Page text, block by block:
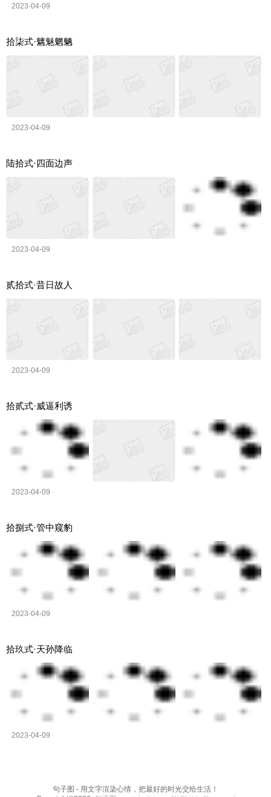
2023-04-09
拾柒式·魑魅魍魉
2023-04-09
陆拾式·四面边声
2023-04-09
贰拾式·昔日故人
2023-04-09
拾贰式·威逼利诱
2023-04-09
拾捌式·管中窥豹
2023-04-09
拾玖式·天孙降临
2023-04-09
句子图 - 用文字渲染心情，把最好的时光交给生活！